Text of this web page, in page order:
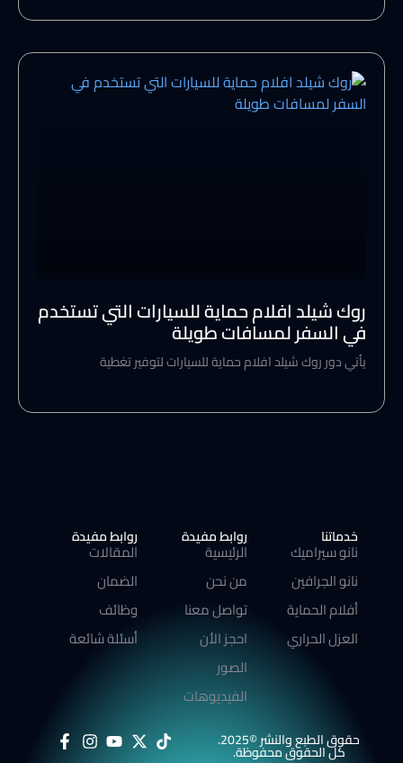
روك شيلد افلام حماية للسيارات التي تستخدم
في السفر لمسافات طويلة
يأتي دور روك شيلد افلام حماية للسيارات لتوفير تغطية
خدماتنا
نانو سيراميك
نانو الجرافين
أفلام الحماية
العزل الحراري
روابط مفيدة
الرئيسية
من نحن
تواصل معنا
احجز الأن
الصور
الفيديوهات
روابط مفيدة
المقالات
الضمان
وظائف
أسئلة شائعة
حقوق الطبع والنشر ©2025.
كل الحقوق محفوظة.